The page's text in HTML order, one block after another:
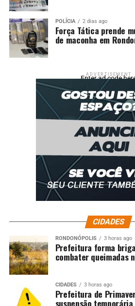
POLÍCIA 2 dias ago
Força Tática prende
de maconha em
ADVERTISEMENT
Enter ad code
CIDADES
RONDONÓPOLIS 3 horas ago
Prefeitura forma
combater queimadas
CIDADES 3 horas ago
Prefeitura de
suspensão